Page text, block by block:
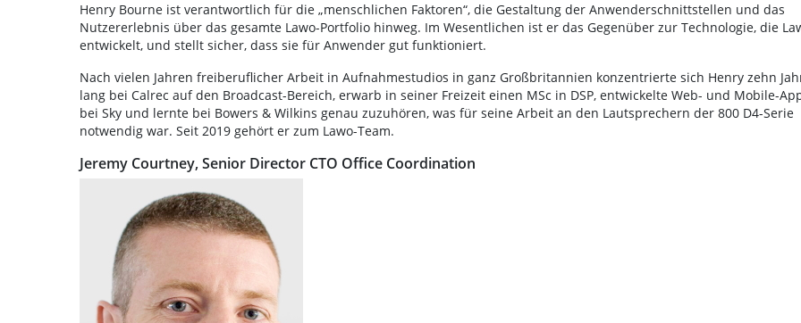
Henry Bourne ist verantwortlich für die „menschlichen Faktoren“, die Gestaltung der Anwenderschnittstellen und das
Nutzererlebnis über das gesamte Lawo-Portfolio hinweg. Im Wesentlichen ist er das Gegenüber zur Technologie, die
entwickelt, und stellt sicher, dass sie für Anwender gut funktioniert.
Nach vielen Jahren freiberuflicher Arbeit in Aufnahmestudios in ganz Großbritannien konzentrierte sich Henry zehn
lang bei Calrec auf den Broadcast-Bereich, erwarb in seiner Freizeit einen MSc in DSP, entwickelte Web- und Mobile-
bei Sky und lernte bei Bowers & Wilkins genau zuzuhören, was für seine Arbeit an den Lautsprechern der 800 D4-Serie
notwendig war. Seit 2019 gehört er zum Lawo-Team.
Jeremy Courtney, Senior Director CTO Office Coordination